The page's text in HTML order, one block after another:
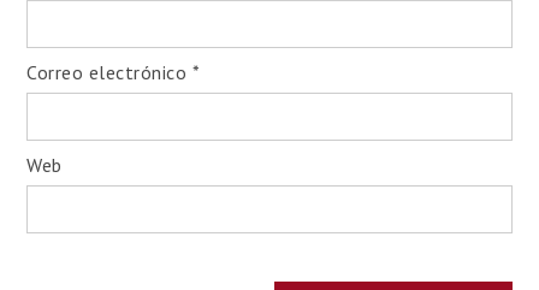
Correo electrónico *
Web